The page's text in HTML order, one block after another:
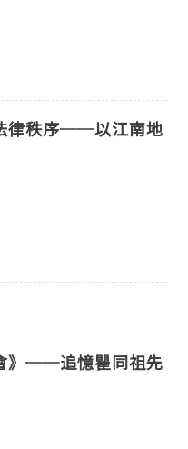
律秩序──以江南地
》──追憶瞿同祖先